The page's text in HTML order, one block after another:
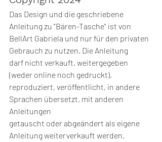
Das Design und die geschriebene
Anleitung zu "Bären-Tasche" ist von
BellArt Gabriela und nur für den privaten
Gebrauch zu nutzen. Die Anleitung
darf nicht verkauft, weitergegeben
(weder online noch gedruckt),
reproduziert, veröffentlicht, in andere
Sprachen übersetzt, mit anderen
Anleitungen
getauscht oder abgeändert als eigene
Anleitung weiterverkauft werden.